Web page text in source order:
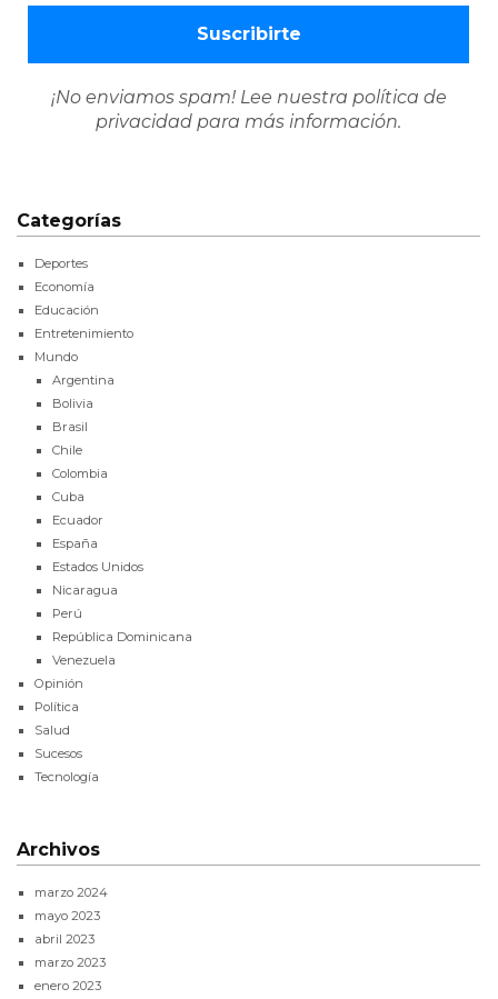
¡No enviamos spam! Lee nuestra política de
privacidad para más información.
Categorías
Deportes
Economía
Educación
Entretenimiento
Mundo
Argentina
Bolivia
Brasil
Chile
Colombia
Cuba
Ecuador
España
Estados Unidos
Nicaragua
Perú
República Dominicana
Venezuela
Opinión
Política
Salud
Sucesos
Tecnología
Archivos
marzo 2024
mayo 2023
abril 2023
marzo 2023
enero 2023